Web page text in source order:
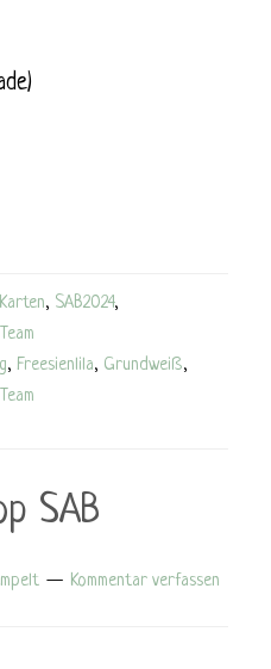
Karten, SAB2024,
Team
, Freesienlila, Grundweiß,
Team
SAB
Kommentar verfassen